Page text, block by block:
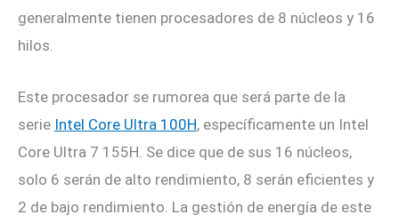
generalmente tienen procesadores de 8 núcleos y 16
hilos.
Este procesador se rumorea que será parte de la
serie Intel Core Ultra 100H, específicamente un Intel
Core Ultra 7 155H. Se dice que de sus 16 núcleos,
solo 6 serán de alto rendimiento, 8 serán eficientes y
2 de bajo rendimiento. La gestión de energía de este